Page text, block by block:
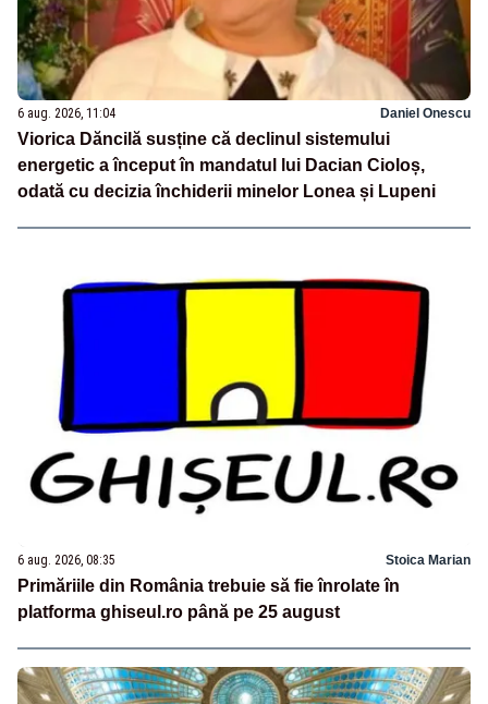
6 aug. 2026, 11:04 Daniel Onescu
Viorica Dăncilă susține că declinul sistemului
energetic a început în mandatul lui Dacian Cioloș,
odată cu decizia închiderii minelor Lonea și Lupeni
6 aug. 2026, 08:35 Stoica Marian
Primăriile din România trebuie să fie înrolate în
platforma ghiseul.ro până pe 25 august